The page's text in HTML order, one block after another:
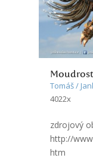
Tomáš /
4022x
zdrojový
http://
htm